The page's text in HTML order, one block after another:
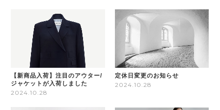
【新商品入荷】注目のアウター/
ジャケットが入荷しました
2024.10.28
定休日変更のお知らせ
2024.10.28